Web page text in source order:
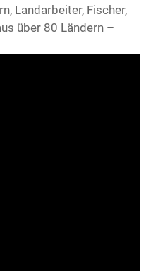
Landarbeiter, Fischer,
über 80 Ländern –